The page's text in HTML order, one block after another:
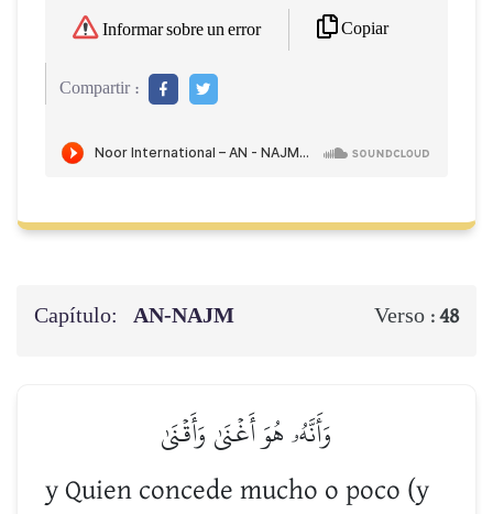
Informar sobre un error Copiar
Compartir :
Capítulo: AN-NAJM Verso :48
وَأَنَّهُۥ هُوَ أَغۡنَىٰ وَأَقۡنَىٰ
y Quien concede mucho o poco (y